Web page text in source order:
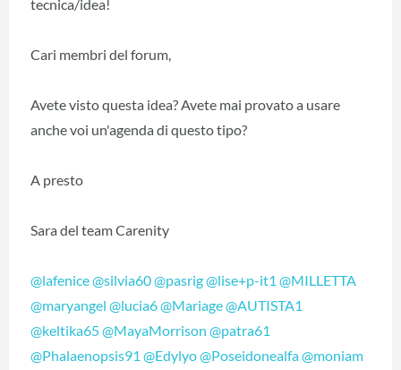
tecnica/idea!
Cari membri del forum,
Avete visto questa idea? Avete mai provato a usare
anche voi un'agenda di questo tipo?
A presto
Sara del team Carenity
@lafenice@silvia60@pasrig@lise+p-it1 @MILLETTA
@maryangel @lucia6@Mariage@AUTISTA1
@keltika65@MayaMorrison @patra61
@Phalaenopsis91 @Edylyo@Poseidonealfa@moniam